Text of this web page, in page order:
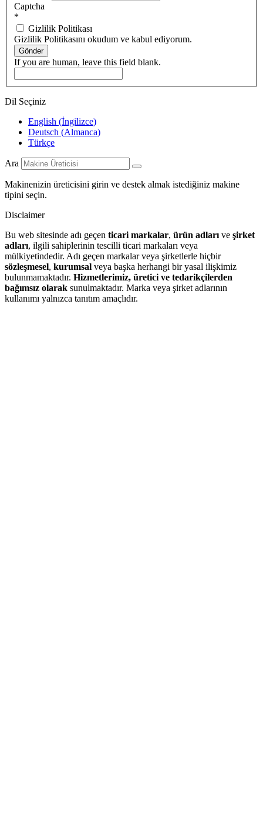
Captcha
*
Gizlilik Politikası
Gizlilik Politikasını okudum ve kabul ediyorum.
Gönder
If you are human, leave this field blank.
Dil Seçiniz
English (İngilizce)
Deutsch (Almanca)
Türkçe
Ara
Makinenizin üreticisini girin ve destek almak istediğiniz makine
tipini seçin.
Disclaimer
Bu web sitesinde adı geçen ticari markalar, ürün adları ve şirket
adları, ilgili sahiplerinin tescilli ticari markaları veya
mülkiyetindedir. Adı geçen markalar veya şirketlerle hiçbir
sözleşmesel, kurumsal veya başka herhangi bir yasal ilişkimiz
bulunmamaktadır. Hizmetlerimiz, üretici ve tedarikçilerden
bağımsız olarak sunulmaktadır. Marka veya şirket adlarının
kullanımı yalnızca tanıtım amaçlıdır.